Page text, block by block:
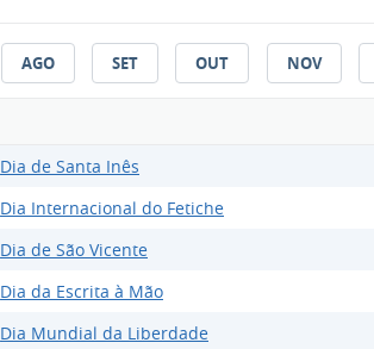
AGO SET OUT NOV
Dia de Santa Inês
Dia Internacional do Fetiche
Dia de São Vicente
Dia da Escrita à Mão
Dia Mundial da Liberdade